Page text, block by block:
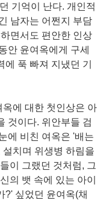
기억이 난다. 개인적
남자는 어쩐지 부담
면서도 편안한 인상
안 윤여옥에게 구세
푹 빠져 지냈던 기
에 대한 첫인상은 아
것이다. 위안부들 검
에 비친 여옥은 '배는
치며 위생병 하림을
이 그랬던 것처럼, 그
의 뱃 속에 있는 아이
?' 싶었던 윤여옥(채